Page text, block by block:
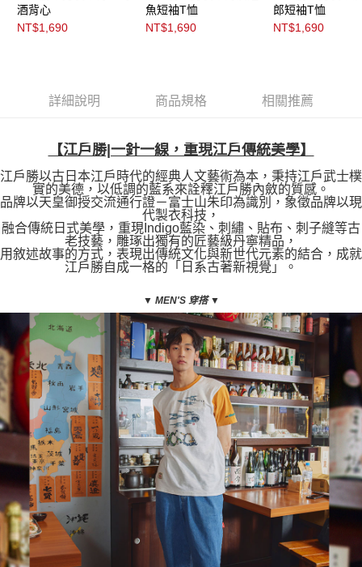
酒背心
NT$1,690
魚短袖T恤
NT$1,690
郎短袖T恤
NT$1,690
詳細說明 商品規格 相關推薦
【江戶勝|一針一線，重現江戶傳統美學】
江戶勝以古日本江戶時代的經典人文藝術為本，秉持江戶武士樸
實的美德，以低調的藍系來詮釋江戶勝內斂的質感。
品牌以天皇御授交流通行證－富士山朱印為識別，象徵品牌以現
代製衣科技，
融合傳統日式美學，重現Indigo藍染、刺繡、貼布、刺子縫等古
老技藝，雕琢出獨有的匠藝級丹寧精品，
用敘述故事的方式，表現出傳統文化與新世代元素的結合，成就
江戶勝自成一格的「日系古著新視覺」。
▼ MEN'S 穿搭 ▼